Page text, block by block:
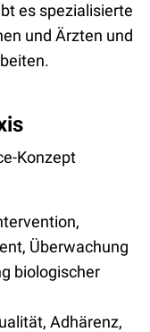
es spezialisierte
und Ärzten und
Konzept
Überwachung
biologischer
Adhärenz,